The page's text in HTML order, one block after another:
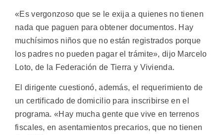
«Es vergonzoso que se le exija a quienes no tienen
nada que paguen para obtener documentos. Hay
muchísimos niños que no están registrados porque
los padres no pueden pagar el trámite», dijo Marcelo
Loto, de la Federación de Tierra y Vivienda.
El dirigente cuestionó, además, el requerimiento de
un certificado de domicilio para inscribirse en el
programa. «Hay mucha gente que vive en terrenos
fiscales, en asentamientos precarios, que no tienen